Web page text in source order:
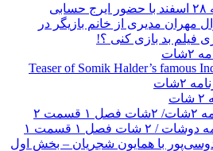
مهران مدیری از خانم بازیگر در
فیلم بد بازی کنی ؟!
Teaser of Somik Halder’s famous
۲شات
۲
شات فصل ۱ قسمت ۱
با همایون شجریان – بخش اول